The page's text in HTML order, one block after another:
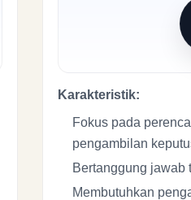
Karakteristik:
Fokus pada
pengambilan
Bertanggung jawab
Membutuhkan